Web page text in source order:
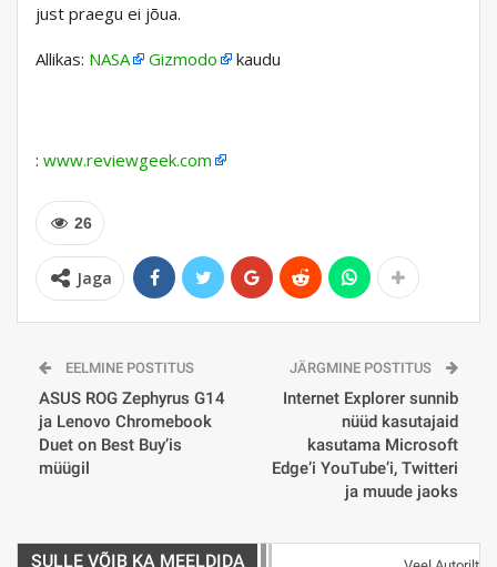
just praegu ei jõua.
Allikas: NASA Gizmodo kaudu
: www.reviewgeek.com
26
Jaga
EELMINE POSTITUS
ASUS ROG Zephyrus G14
ja Lenovo Chromebook
Duet on Best Buy’is
müügil
JÄRGMINE POSTITUS
Internet Explorer sunnib
nüüd kasutajaid
kasutama Microsoft
Edge’i YouTube’i, Twitteri
ja muude jaoks
SULLE VÕIB KA MEELDIDA